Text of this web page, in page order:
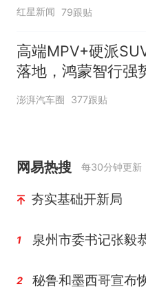
制“艺考捷径化”
红星新闻 79跟贴
高端MPV+硬派
落地，鸿蒙智行强
自主高端市场制高点
澎湃汽车圈 377跟贴
网易热搜 每30分钟更新
夯实基础开新局
1 泉州市委书记张毅
2 秘鲁和墨西哥宣布